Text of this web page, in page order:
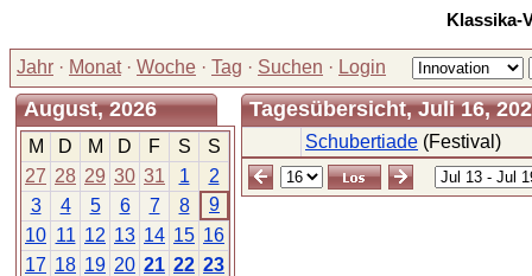
Klassika-
Jahr · Monat· Woche · Tag · Suchen · Login
August, 2026
M D M D F S
S
27 28 29 30 31 1
2
3
4 5 6 7 8
9
10 11 12 13 14 15 16
17 18 19 20 21 22 23
Tagesübersicht, Juli 16,
Schubertiade (Festival)